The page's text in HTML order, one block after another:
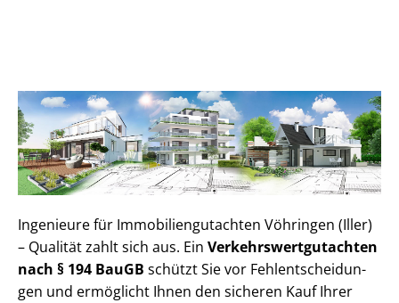
Ingenieure für Im­mo­bi­li­en­gut­ach­ten Vöhringen (Iller)
– Qualität zahlt sich aus. Ein Ver­kehrs­wert­gut­ach­ten
nach § 194 BauGB schützt Sie vor Fehl­ent­schei­dun­
gen und ermöglicht Ihnen den sicheren Kauf Ihrer